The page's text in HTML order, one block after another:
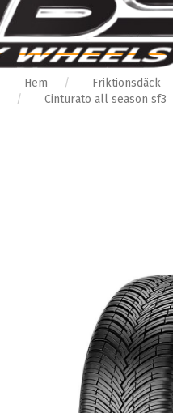
Hem Friktionsdäck
Cinturato all season sf3